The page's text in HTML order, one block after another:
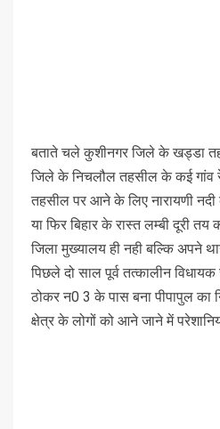
बताते चले कुशीनगर जिले के खड्डा
जिले के निचलौल तहसील के कई गांव
तहसील पर आने के लिए नारायणी नदी
या फिर बिहार के रास्त लम्बी दूरी
जिला मुख्यालय ही नही बल्कि अपने
पिछले दो साल पूर्व तत्कालीन विधायक
ठोकर न0 3 के पास बना पीपापुल का
क्षेत्र के लोगों को आने जाने में